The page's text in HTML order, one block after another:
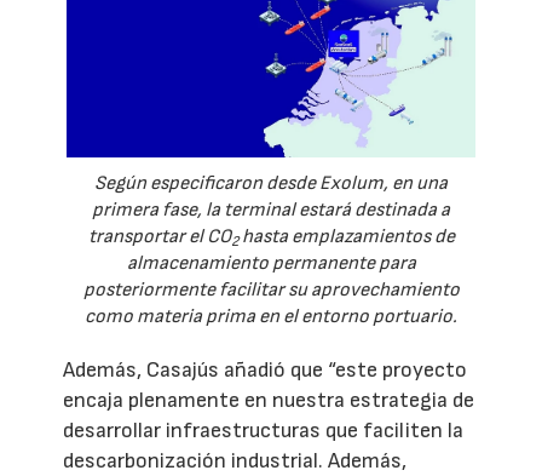
Según especificaron desde Exolum, en una
primera fase, la terminal estará destinada a
transportar el CO2hasta emplazamientos de
almacenamiento permanente para
posteriormente facilitar su aprovechamiento
como materia prima en el entorno portuario.
Además, Casajús añadió que “este proyecto
encaja plenamente en nuestra estrategia de
desarrollar infraestructuras que faciliten la
descarbonización industrial. Además,